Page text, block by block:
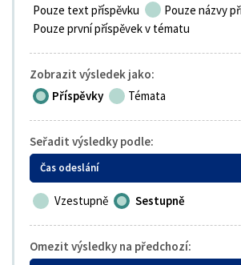
Pouze text příspěvku
Pouze názvy
Pouze první příspěvek v tématu
Zobrazit výsledek jako:
Příspěvky
Témata
Seřadit výsledky podle:
Čas odeslání
Vzestupně Sestupně
Omezit výsledky na předchozí: